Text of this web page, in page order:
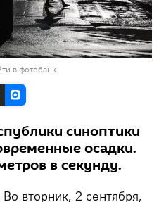
в фотобанк
синоптики
осадки.
в секунду.
Во вторник, 2 сентября,